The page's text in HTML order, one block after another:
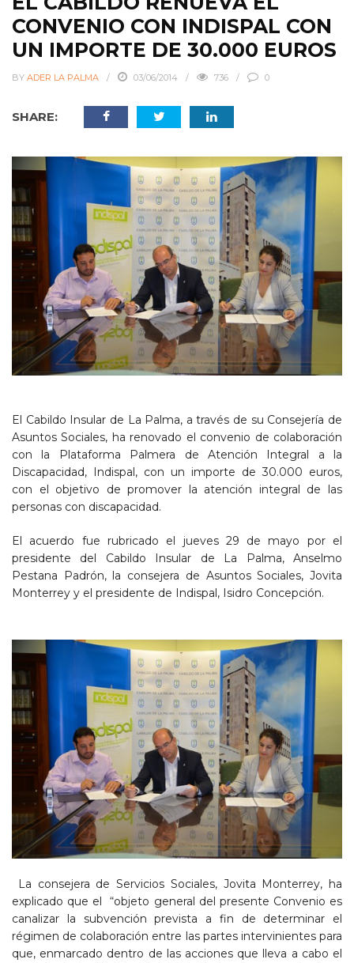
CONVENIO CON INDISPAL CON
UN IMPORTE DE 30.000 EUROS
BY ADER LA PALMA 03/06/2014 736 0
SHARE:
El Cabildo Insular de La Palma, a través de su Consejería de
Asuntos Sociales, ha renovado el convenio de colaboración
con la Plataforma Palmera de Atención Integral a la
Discapacidad, Indispal, con un importe de 30.000 euros,
con el objetivo de promover la atención integral de las
personas con discapacidad.
El acuerdo fue rubricado el jueves 29 de mayo por el
presidente del Cabildo Insular de La Palma, Anselmo
Pestana Padrón, la consejera de Asuntos Sociales, Jovita
Monterrey y el presidente de Indispal, Isidro Concepción.
La consejera de Servicios Sociales, Jovita Monterrey, ha
explicado que el “objeto general del presente Convenio es
canalizar la subvención prevista a fin de determinar el
régimen de colaboración entre las partes intervinientes para
que, enmarcado dentro de las acciones que lleva a cabo el